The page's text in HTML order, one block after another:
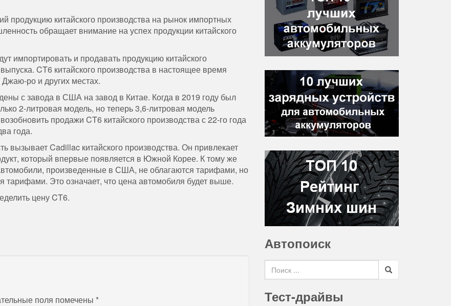
китайского производства на рынок импортных
обращает внимание на успех продукции китайского
импортировать и продавать продукцию китайского
CT6 китайского производства в настоящее время
ро и других местах.
с завода в США на завод в Китае. Когда в 2019 году был
2-литровая модель, но теперь 3,6-литровая модель
продажи CT6 китайского производства с 22-го года
года.
вызывает Cadillac китайского производства. Он привлекает
который впервые появляется в Южной Корее. К тому же
произведенные в США, не облагаются тарифами, но
тарифами. Это означает, что цена автомобиля будет выше.
цену CT6.
поля помечены *
Автопоиск
Search for
Тест-драйвы